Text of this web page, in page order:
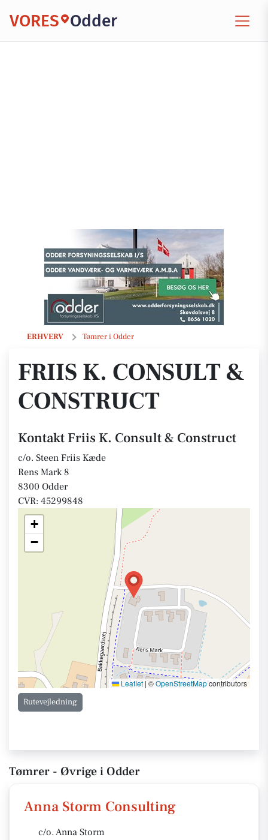
VORES Odder
ERHVERV Tømrer i Odder
Friis K. Consult & Construct
FRIIS K. CONSULT &
CONSTRUCT
Kontakt Friis K. Consult & Construct
c/o. Steen Friis Kæde
Rens Mark 8
8300 Odder
CVR: 45299848
+
−
Leaflet | ©OpenStreetMapcontributors
Rutevejledning
Tømrer - Øvrige i Odder
Anna Storm Consulting
c/o. Anna Storm